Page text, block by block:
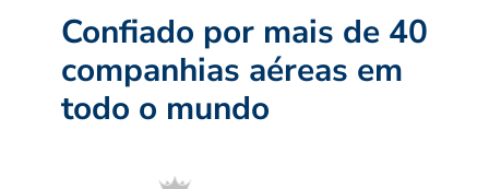
Confiado por mais de 40
companhias aéreas em
todo o mundo